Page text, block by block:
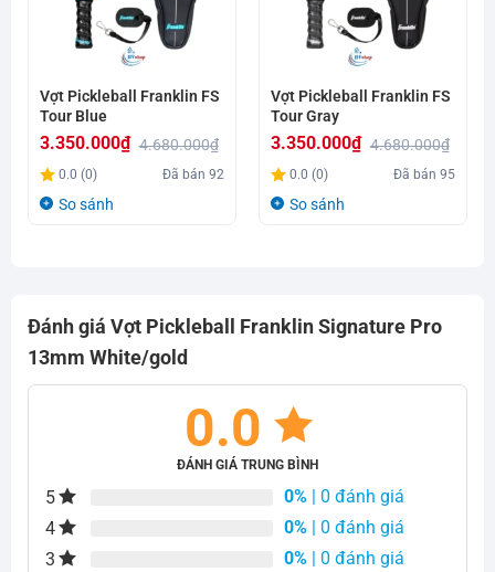
Vợt Pickleball Franklin FS
Tour Blue
4.680.000₫
Giá
gốc
3.350.000₫
Giá
hiện
0.0 (0) Đã bán92
So sánh
Vợt Pickleball Franklin FS
Tour Gray
4.680.000₫
Giá
gốc
3.350.000₫
Giá
hiện
0.0 (0) Đã bán95
So sánh
Đánh giá Vợt Pickleball Franklin Signature Pro
13mm White/gold
0.0
ĐÁNH GIÁ TRUNG BÌNH
5 0% | 0 đánh giá
4
0% | 0 đánh giá
3
0% | 0 đánh giá